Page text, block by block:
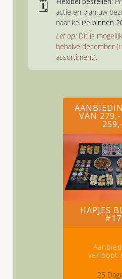
🗓️
actie en plan uw
naar keuze binnen
Let op:Dit is
behalve december
assortiment).
VAN
259,-
HAPJES
#17
verloopt
25